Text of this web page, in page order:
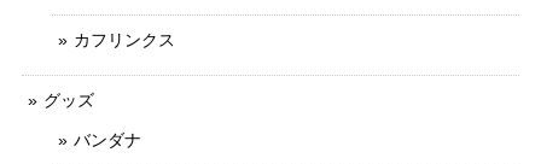
カフリンクス
グッズ
バンダナ